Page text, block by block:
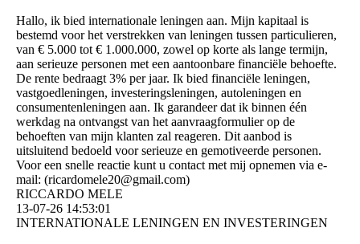
Hallo, ik bied internationale leningen aan. Mijn kapitaal is
bestemd voor het verstrekken van leningen tussen particulieren,
van € 5.000 tot € 1.000.000, zowel op korte als lange termijn,
aan serieuze personen met een aantoonbare financiële behoefte.
De rente bedraagt ​​3% per jaar. Ik bied financiële leningen,
vastgoedleningen, investeringsleningen, autoleningen en
consumentenleningen aan. Ik garandeer dat ik binnen één
werkdag na ontvangst van het aanvraagformulier op de
behoeften van mijn klanten zal reageren. Dit aanbod is
uitsluitend bedoeld voor serieuze en gemotiveerde personen.
Voor een snelle reactie kunt u contact met mij opnemen via e-
mail: (­ricardomele20@­gmail.­com)­
RICCARDO MELE
13-07-26 14:53:01
INTERNATIONALE LENINGEN EN INVESTERINGEN